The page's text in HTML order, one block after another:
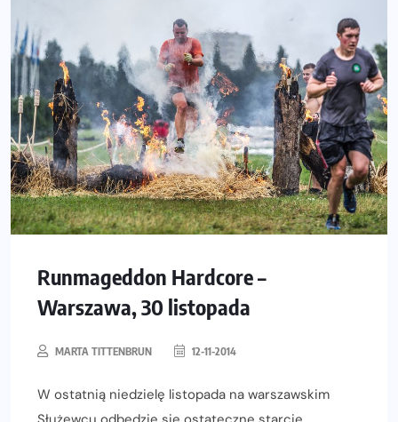
Runmageddon Hardcore –
Warszawa, 30 listopada
MARTA TITTENBRUN 12-11-2014
W ostatnią niedzielę listopada na warszawskim